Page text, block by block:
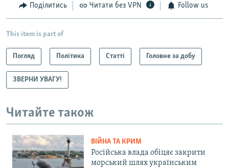
Поділитись Читати без VPN Follow us
This item is part of
Погляд Політика Статті Головне за добу
ЗВЕРНИ УВАГУ!
Читайте також
ВІЙНА ТА КРИМ
Російська влада обіцяє закрити
морський шлях українським